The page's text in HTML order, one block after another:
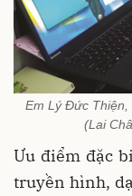
Em Lý Đức Thiện,
(Lai
Ưu điểm đặc
truyền hình,